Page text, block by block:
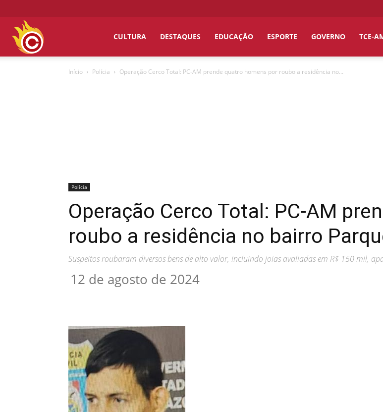
CULTURA DESTAQUES EDUCAÇÃO ESPORTE GOVERNO TCE-
Início Polícia Operação Cerco Total: PC-AM prende quatro homens por roubo a residência no...
Polícia
Operação Cerco Total: PC-AM
roubo a residência no bairro
Suspeitos roubaram diversos bens de alto valor, incluindo joias avaliadas em R$ 150 mil,
12 de agosto de 2024